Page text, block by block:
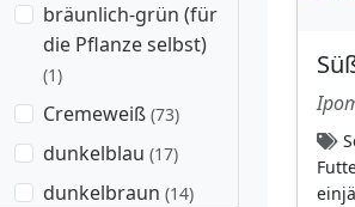
bräunlich-grün (für
die Pflanze selbst)
(1)
Cremeweiß (73)
dunkelblau (17)
dunkelbraun (14)